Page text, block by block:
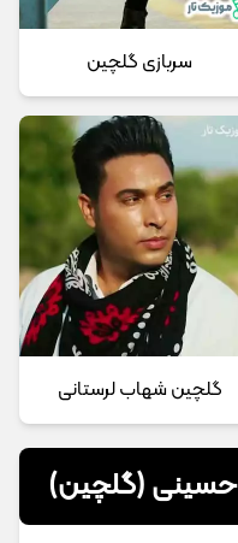
سربازی گلچین
گلچین شهاب لرستانی
حسینی (گلچین)